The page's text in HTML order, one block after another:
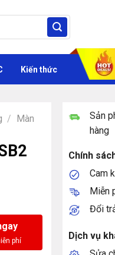
Kiến thức
/ Màn
Sản
hàng
Chính
Cam
Miễn
Đổi
Dịch vụ